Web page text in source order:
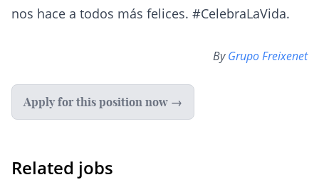
nos hace a todos más felices. #CelebraLaVida.
ByGrupo Freixenet
Apply for this position now →
Related jobs